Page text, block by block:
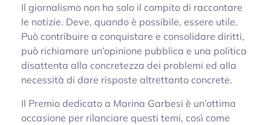
Il giornalismo non ha solo il compito di raccontare
le notizie. Deve, quando è possibile, essere utile.
Può contribuire a conquistare e consolidare diritti,
può richiamare un’opinione pubblica e una politica
disattenta alla concretezza dei problemi ed alla
necessità di dare risposte altrettanto concrete.
Il Premio dedicato a Marina Garbesi è un’ottima
occasione per rilanciare questi temi, così come